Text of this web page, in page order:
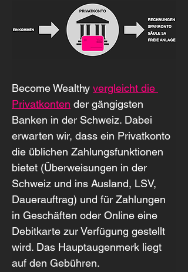
Become Wealthy vergleicht die
Privatkonten der gängigsten
Banken in der Schweiz. Dabei
erwarten wir, dass ein Privatkonto
die üblichen Zahlungsfunktionen
bietet (Überweisungen in der
Schweiz und ins Ausland, LSV,
Dauerauftrag) und für Zahlungen
in Geschäften oder Online eine
Debitkarte zur Verfügung gestellt
wird. Das Hauptaugenmerk liegt
auf den Gebühren.